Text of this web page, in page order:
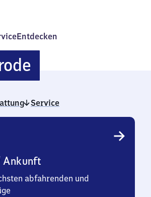
Entdecken
Zimmersrode
Service
Ankunft
abfahrenden und